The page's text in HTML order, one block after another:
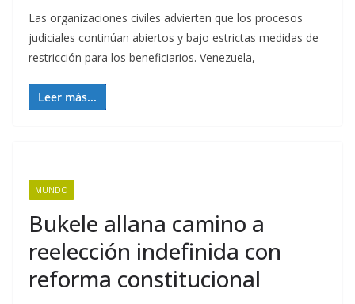
Las organizaciones civiles advierten que los procesos
judiciales continúan abiertos y bajo estrictas medidas de
restricción para los beneficiarios. Venezuela,
Leer más...
MUNDO
Bukele allana camino a
reelección indefinida con
reforma constitucional